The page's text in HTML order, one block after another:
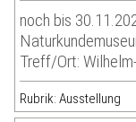
noch bis
Treff/Ort:
Rubrik: Ausstellung